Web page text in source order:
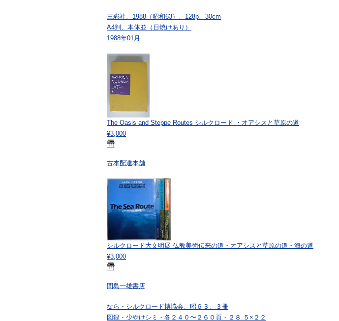
三彩社、1988（昭和63）、128p、30cm
A4判、本体並（日焼けあり）
1988年01月
The Oasis and Steppe Routes シルクロード ・オアシスと草原の道
¥3,000
古本配達本舗
シルクロード大文明展 仏教美術伝来の道・オアシスと草原の道・海の道
¥3,000
間島一雄書店
なら・シルクロード博協会、昭６３、３冊
図録・少やけシミ・各２４０〜２６０頁・２８.５×２２